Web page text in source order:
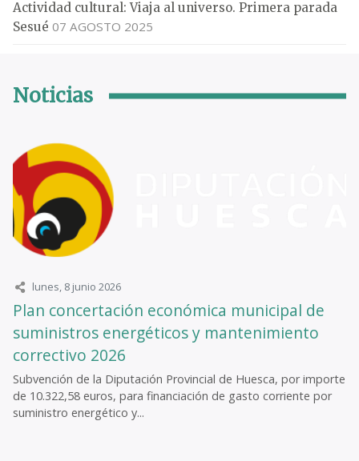
Actividad cultural: Viaja al universo. Primera parada
Sesué 07 AGOSTO 2025
Noticias
lunes, 8 junio 2026
Plan concertación económica municipal de
suministros energéticos y mantenimiento
correctivo 2026
Subvención de la Diputación Provincial de Huesca, por importe
de 10.322,58 euros, para financiación de gasto corriente por
suministro energético y...